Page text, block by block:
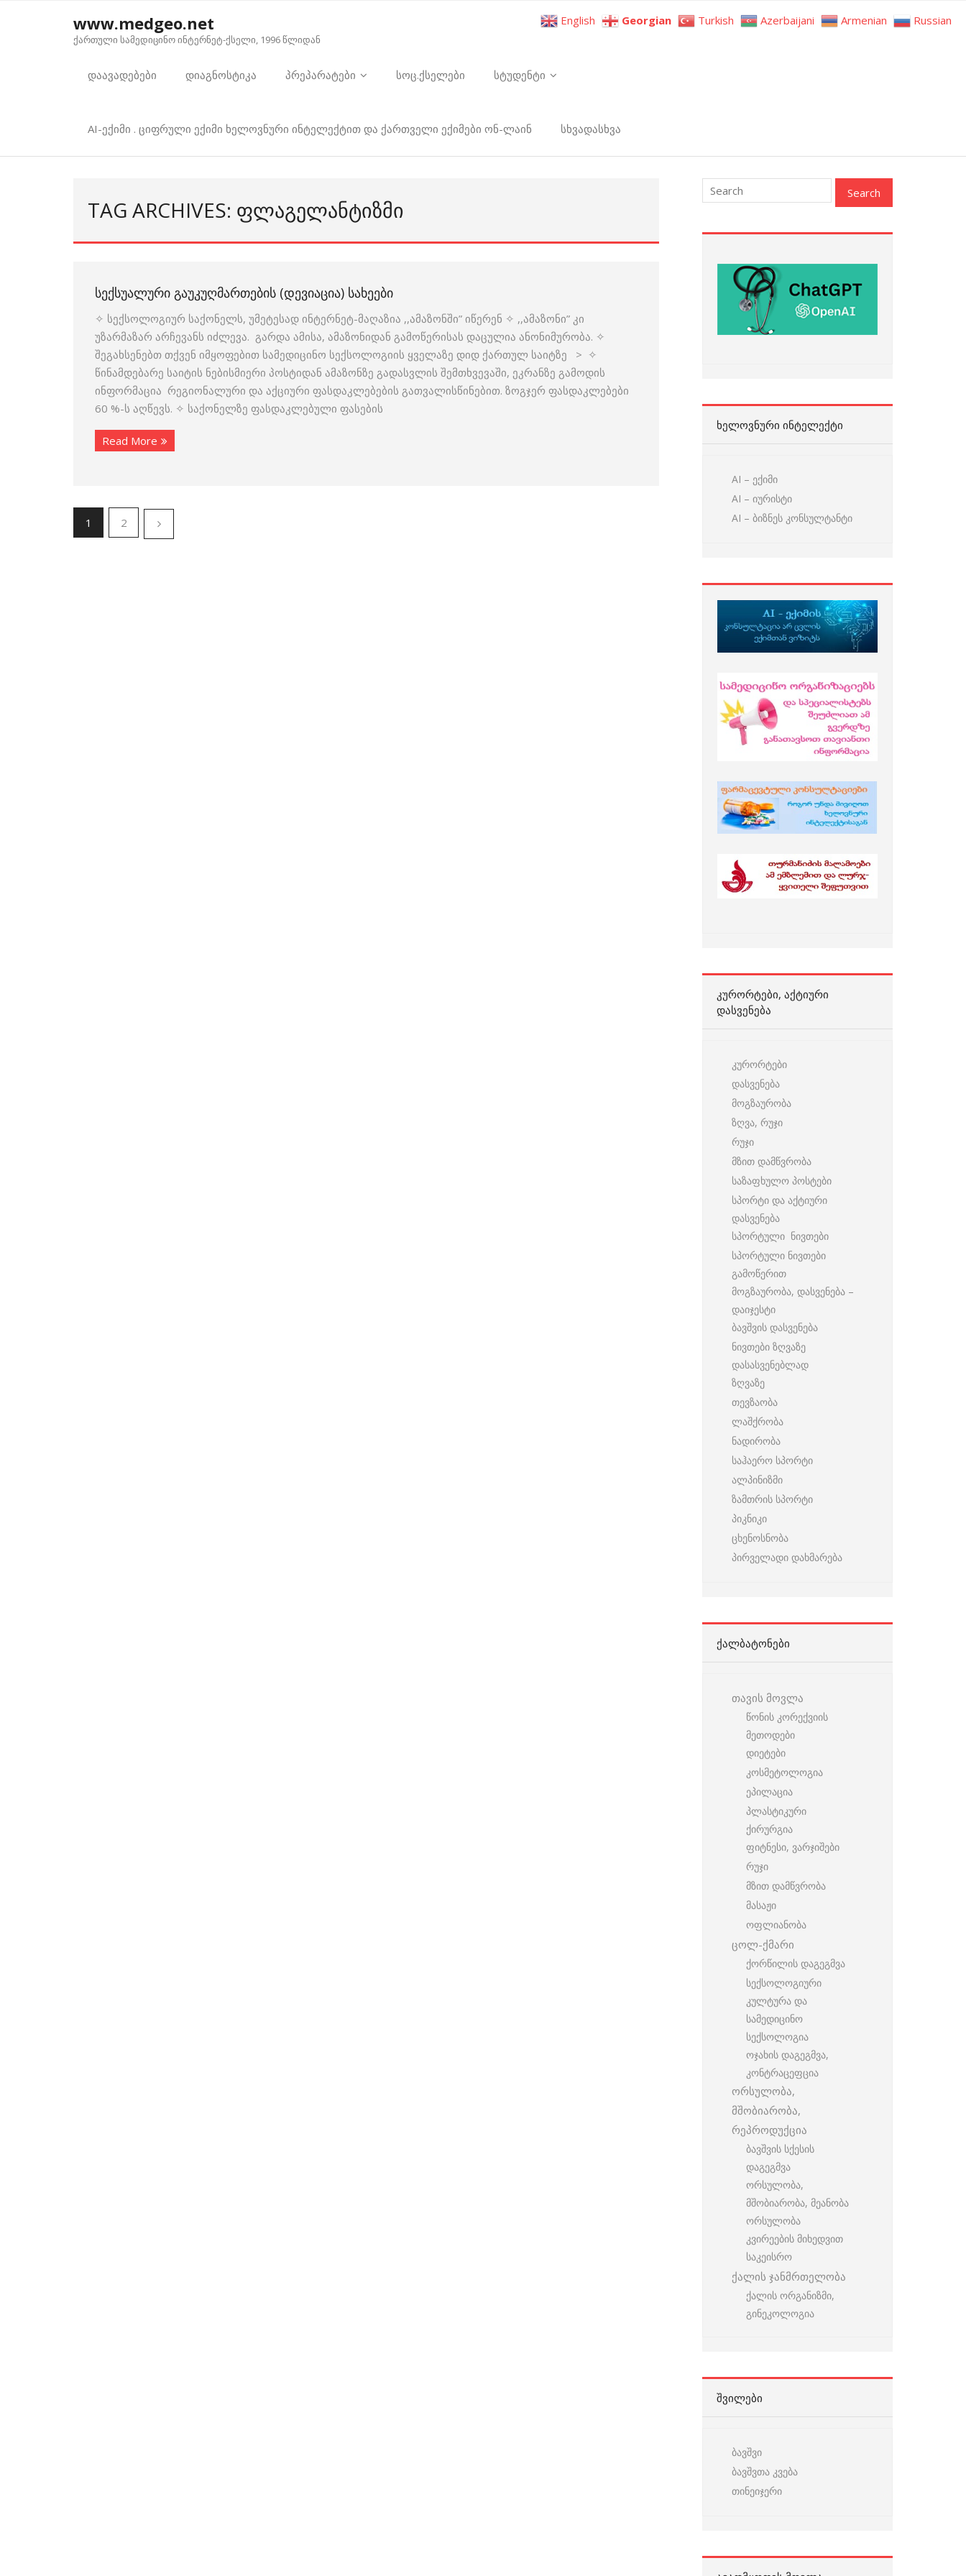
www.medgeo.net
ქართული სამედიცინო ინტერნეტ-ქსელი, 1996 წლიდან
დაავადებები დიაგნოსტიკა პრეპარატები სოც.ქსელები სტუდენტი
AI-ექიმი . ციფრული ექიმი ხელოვნური ინტელექტით და ქართველი ექიმები ონ-ლაინ სხვადასხვა
TAG ARCHIVES: ᲤᲚᲐᲒᲔᲚᲐᲜᲢᲘᲖᲛᲘ
ᲡᲔᲥᲡᲣᲐᲚᲣᲠᲘ ᲒᲐᲣᲙᲣᲦᲛᲐᲠᲗᲔᲑᲘᲡ (ᲓᲔᲕᲘᲐᲪᲘᲐ) ᲡᲐᲮᲔᲔᲑᲘ
✧ სექსოლოგიურ საქონელს, უმეტესად ინტერნეტ-მაღაზია ,,ამაზონში” იწერენ ✧ ,,ამაზონი” კი
უზარმაზარ არჩევანს იძლევა. გარდა ამისა, ამაზონიდან გამოწერისას დაცულია ანონიმურობა. ✧
შეგახსენებთ თქვენ იმყოფებით სამედიცინო სექსოლოგიის ყველაზე დიდ ქართულ საიტზე > ✧
წინამდებარე საიტის ნებისმიერი პოსტიდან ამაზონზე გადასვლის შემთხვევაში, ეკრანზე გამოდის
ინფორმაცია რეგიონალური და აქციური ფასდაკლებების გათვალისწინებით. ზოგჯერ ფასდაკლებები
60 %-ს აღწევს. ✧ საქონელზე ფასდაკლებული ფასების
Read More
1 2
ᲮᲔᲚᲝᲕᲜᲣᲠᲘ ᲘᲜᲢᲔᲚᲔᲥᲢᲘ
AI – ექიმი
AI – იურისტი
AI – ბიზნეს კონსულტანტი
ᲙᲣᲠᲝᲠᲢᲔᲑᲘ, ᲐᲥᲢᲘᲣᲠᲘ
ᲓᲐᲡᲕᲔᲜᲔᲑᲐ
კურორტები
დასვენება
მოგზაურობა
ზღვა, რუჯი
რუჯი
მზით დამწვრობა
საზაფხულო პოსტები
სპორტი და აქტიური
დასვენება
სპორტული ნივთები
სპორტული ნივთები
გამოწერით
მოგზაურობა, დასვენება –
დაიჯესტი
ბავშვის დასვენება
ნივთები ზღვაზე
დასასვენებლად
ზღვაზე
თევზაობა
ლაშქრობა
ნადირობა
საჰაერო სპორტი
ალპინიზმი
ზამთრის სპორტი
პიკნიკი
ცხენოსნობა
პირველადი დახმარება
ᲥᲐᲚᲑᲐᲢᲝᲜᲔᲑᲘ
თავის მოვლა
წონის კორექვიის
მეთოდები
დიეტები
კოსმეტოლოგია
ეპილაცია
პლასტიკური
ქირურგია
ფიტნესი, ვარჯიშები
რუჯი
მზით დამწვრობა
მასაჟი
ოფლიანობა
ცოლ-ქმარი
ქორწილის დაგეგმვა
სექსოლოგიური
კულტურა და
სამედიცინო
სექსოლოგია
ოჯახის დაგეგმვა,
კონტრაცეფცია
ორსულობა,
მშობიარობა,
რეპროდუქცია
ბავშვის სქესის
დაგეგმვა
ორსულობა,
მშობიარობა, მეანობა
ორსულობა
კვირეების მიხედვით
საკეისრო
ქალის ჯანმრთელობა
ქალის ორგანიზმი,
გინეკოლოგია
ᲨᲕᲘᲚᲔᲑᲘ
ბავშვი
ბავშვთა კვება
თინეიჯერი
English Georgian Turkish Azerbaijani Armenian Russian